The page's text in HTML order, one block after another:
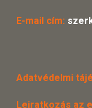
E-mail cím:
Adatvédelmi
Leiratkozás az